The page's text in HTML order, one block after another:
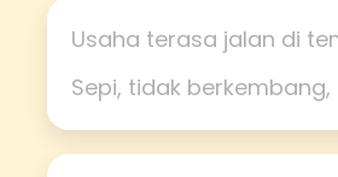
Usaha terasa jalan di
Sepi, tidak